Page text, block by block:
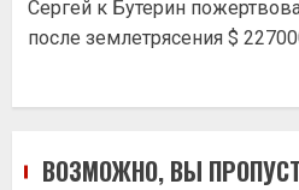
Сергей к Бутерин
после землетрясения $
ВОЗМОЖНО, ВЫ